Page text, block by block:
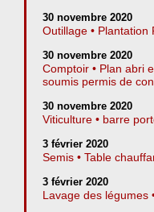
30 novembre 2020
Outillage •
30 novembre 2020
Comptoir • Plan abri
soumis permis de
30 novembre 2020
Viticulture • barre
3 février 2020
Semis • Table
3 février 2020
Lavage des légumes